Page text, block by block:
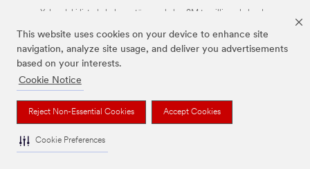
This website uses cookies on your device to enhance site
navigation, analyze site usage, and deliver you advertisements
based on your interests.
Cookie Notice
Reject Non-Essential Cookies Accept Cookies
Cookie Preferences
Yukarıdaki listede bulunan tüm markalar, 3M tescilli markalarıdır.